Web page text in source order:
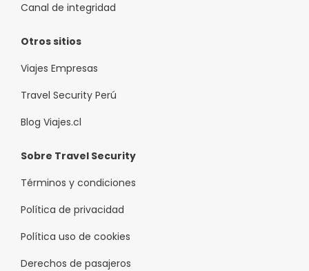
Canal de integridad
Otros sitios
Viajes Empresas
Travel Security Perú
Blog Viajes.cl
Sobre Travel Security
Términos y condiciones
Política de privacidad
Política uso de cookies
Derechos de pasajeros